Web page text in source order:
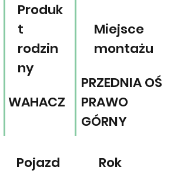
Miejsce
montażu
Produk
t
rodzin
ny
PRZEDNIA OŚ
PRAWO
GÓRNY
WAHACZ
Pojazd Rok